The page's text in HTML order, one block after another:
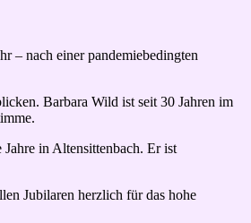
– nach einer pandemiebedingten
Barbara Wild ist seit 30 Jahren im
in Altensittenbach. Er ist
Jubilaren herzlich für das hohe